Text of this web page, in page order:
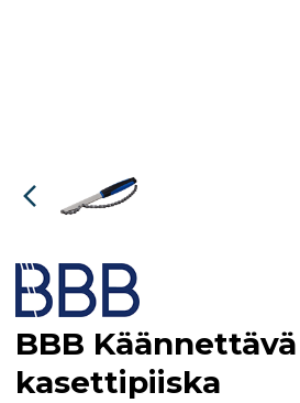
BBB Käännettävä
kasettipiiska